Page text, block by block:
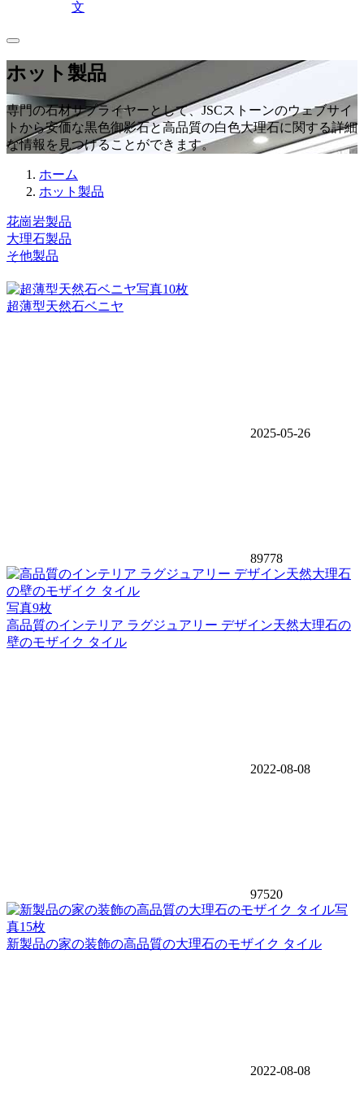
文
ホット製品
専門の石材サプライヤーとして、JSCストーンのウェブサイ
トから安価な黒色御影石と高品質の白色大理石に関する詳細
な情報を見つけることができます。
ホーム
ホット製品
花崗岩製品
大理石製品
そ他製品
写真10枚
超薄型天然石ベニヤ
2025-05-26
89778
写真9枚
高品質のインテリア ラグジュアリー デザイン天然大理石の
壁のモザイク タイル
2022-08-08
97520
写
真15枚
新製品の家の装飾の高品質の大理石のモザイク タイル
2022-08-08